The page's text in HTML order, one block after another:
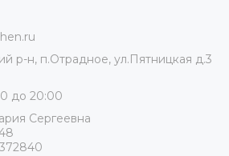
р-н, п.Отрадное, ул.Пятницкая д.3
до 20:00
Сергеевна